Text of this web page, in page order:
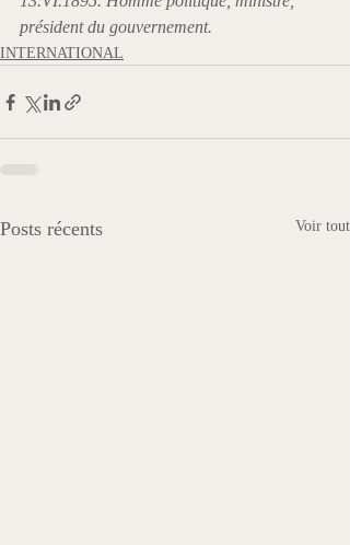
président du gouvernement.
INTERNATIONAL
Posts récents Voir tout